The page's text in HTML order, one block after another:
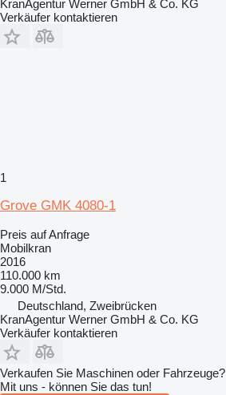
KranAgentur Werner GmbH & Co. KG
Verkäufer kontaktieren
1
Grove GMK 4080-1
Preis auf Anfrage
Mobilkran
2016
110.000 km
9.000 M/Std.
Deutschland, Zweibrücken
KranAgentur Werner GmbH & Co. KG
Verkäufer kontaktieren
Verkaufen Sie Maschinen oder Fahrzeuge?
Mit uns - können Sie das tun!